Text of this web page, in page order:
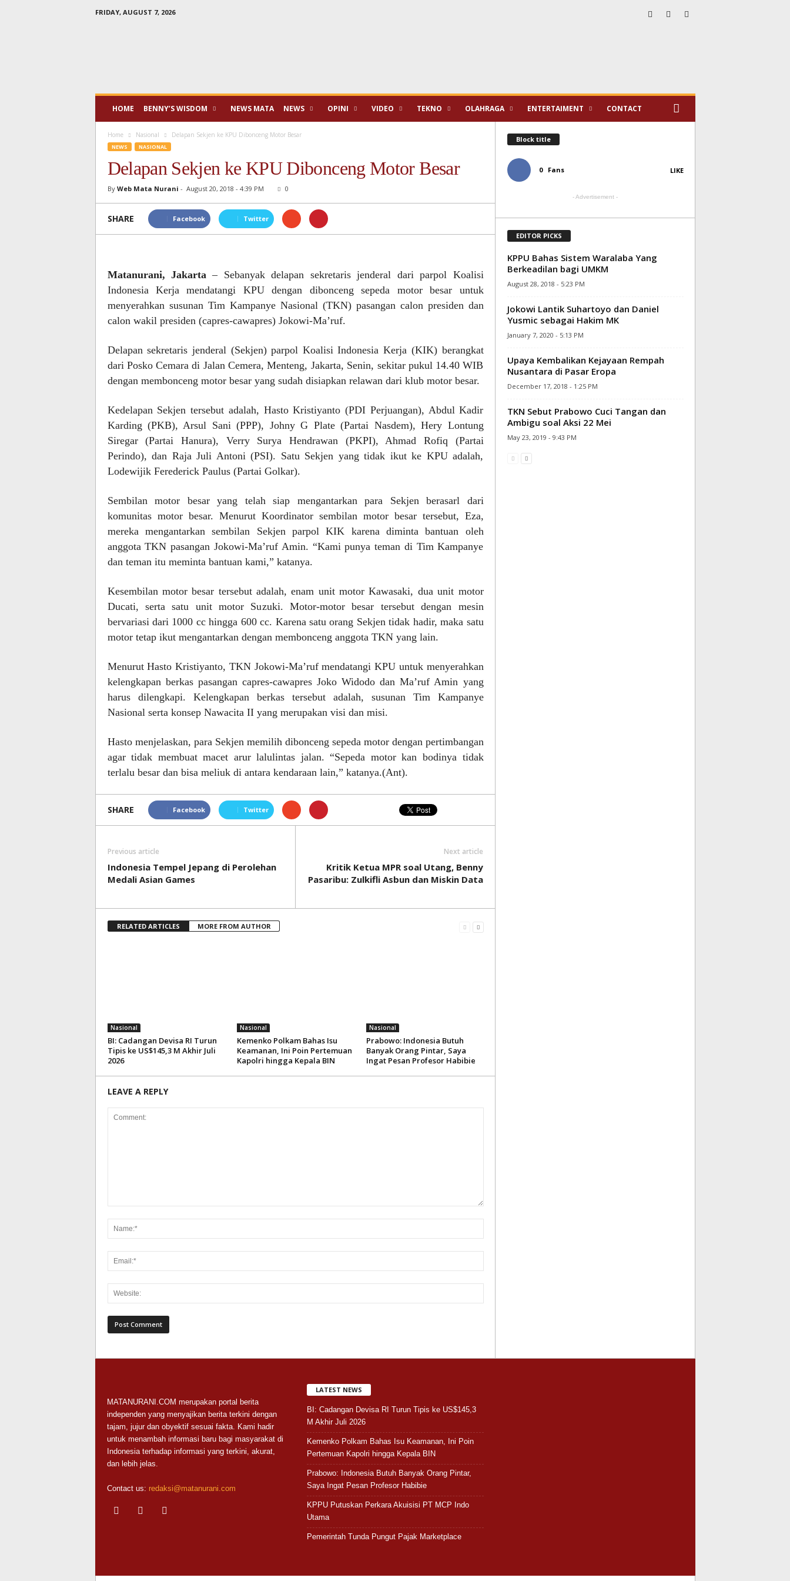
FRIDAY, AUGUST 7, 2026
HOME BENNY’S WISDOM NEWS MATA NEWS OPINI VIDEO TEKNO OLAHRAGA ENTERTAIMENT CONTACT
Home Nasional Delapan Sekjen ke KPU Dibonceng Motor Besar
NEWS NASIONAL
Delapan Sekjen ke KPU Dibonceng Motor Besar
By Web Mata Nurani - August 20, 2018 - 4:39 PM 0
SHARE Facebook Twitter
Matanurani, Jakarta– Sebanyak delapan sekretaris jenderal dari parpol Koalisi
Indonesia Kerja mendatangi KPU dengan dibonceng sepeda motor besar untuk
menyerahkan susunan Tim Kampanye Nasional (TKN) pasangan calon presiden dan
calon wakil presiden (capres-cawapres) Jokowi-Ma’ruf.
Delapan sekretaris jenderal (Sekjen) parpol Koalisi Indonesia Kerja (KIK) berangkat
dari Posko Cemara di Jalan Cemera, Menteng, Jakarta, Senin, sekitar pukul 14.40 WIB
dengan membonceng motor besar yang sudah disiapkan relawan dari klub motor besar.
Kedelapan Sekjen tersebut adalah, Hasto Kristiyanto (PDI Perjuangan), Abdul Kadir
Karding (PKB), Arsul Sani (PPP), Johny G Plate (Partai Nasdem), Hery Lontung
Siregar (Partai Hanura), Verry Surya Hendrawan (PKPI), Ahmad Rofiq (Partai
Perindo), dan Raja Juli Antoni (PSI). Satu Sekjen yang tidak ikut ke KPU adalah,
Lodewijik Ferederick Paulus (Partai Golkar).
Sembilan motor besar yang telah siap mengantarkan para Sekjen berasarl dari
komunitas motor besar. Menurut Koordinator sembilan motor besar tersebut, Eza,
mereka mengantarkan sembilan Sekjen parpol KIK karena diminta bantuan oleh
anggota TKN pasangan Jokowi-Ma’ruf Amin. “Kami punya teman di Tim Kampanye
dan teman itu meminta bantuan kami,” katanya.
Kesembilan motor besar tersebut adalah, enam unit motor Kawasaki, dua unit motor
Ducati, serta satu unit motor Suzuki. Motor-motor besar tersebut dengan mesin
bervariasi dari 1000 cc hingga 600 cc. Karena satu orang Sekjen tidak hadir, maka satu
motor tetap ikut mengantarkan dengan membonceng anggota TKN yang lain.
Menurut Hasto Kristiyanto, TKN Jokowi-Ma’ruf mendatangi KPU untuk menyerahkan
kelengkapan berkas pasangan capres-cawapres Joko Widodo dan Ma’ruf Amin yang
harus dilengkapi. Kelengkapan berkas tersebut adalah, susunan Tim Kampanye
Nasional serta konsep Nawacita II yang merupakan visi dan misi.
Hasto menjelaskan, para Sekjen memilih dibonceng sepeda motor dengan pertimbangan
agar tidak membuat macet arur lalulintas jalan. “Sepeda motor kan bodinya tidak
terlalu besar dan bisa meliuk di antara kendaraan lain,” katanya.(Ant).
SHARE Facebook Twitter
Previous article
Indonesia Tempel Jepang di Perolehan
Medali Asian Games
Next article
Kritik Ketua MPR soal Utang, Benny
Pasaribu: Zulkifli Asbun dan Miskin Data
RELATED ARTICLES MORE FROM AUTHOR
Nasional
BI: Cadangan Devisa RI Turun
Tipis ke US$145,3 M Akhir Juli
2026
Nasional
Kemenko Polkam Bahas Isu
Keamanan, Ini Poin Pertemuan
Kapolri hingga Kepala BIN
Nasional
Prabowo: Indonesia Butuh
Banyak Orang Pintar, Saya
Ingat Pesan Profesor Habibie
LEAVE A REPLY
Block title
0 Fans LIKE
- Advertisement -
EDITOR PICKS
KPPU Bahas Sistem Waralaba Yang
Berkeadilan bagi UMKM
August 28, 2018 - 5:23 PM
Jokowi Lantik Suhartoyo dan Daniel
Yusmic sebagai Hakim MK
January 7, 2020 - 5:13 PM
Upaya Kembalikan Kejayaan Rempah
Nusantara di Pasar Eropa
December 17, 2018 - 1:25 PM
TKN Sebut Prabowo Cuci Tangan dan
Ambigu soal Aksi 22 Mei
May 23, 2019 - 9:43 PM
MATANURANI.COM merupakan portal berita
independen yang menyajikan berita terkini dengan
tajam, jujur dan obyektif sesuai fakta. Kami hadir
untuk menambah informasi baru bagi masyarakat di
Indonesia terhadap informasi yang terkini, akurat,
dan lebih jelas.
Contact us: redaksi@matanurani.com
LATEST NEWS
BI: Cadangan Devisa RI Turun Tipis ke US$145,3
M Akhir Juli 2026
Kemenko Polkam Bahas Isu Keamanan, Ini Poin
Pertemuan Kapolri hingga Kepala BIN
Prabowo: Indonesia Butuh Banyak Orang Pintar,
Saya Ingat Pesan Profesor Habibie
KPPU Putuskan Perkara Akuisisi PT MCP Indo
Utama
Pemerintah Tunda Pungut Pajak Marketplace